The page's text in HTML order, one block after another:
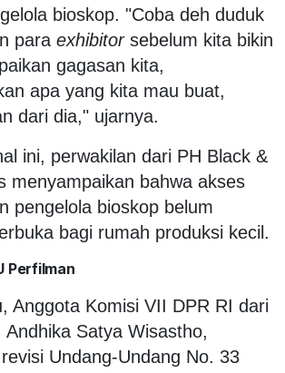
bioskop. "Coba deh duduk
para exhibitorsebelum kita bikin
gagasan kita,
apa yang kita mau buat,
dari dia," ujarnya.
ini, perwakilan dari PH Black &
menyampaikan bahwa akses
pengelola bioskop belum
bagi rumah produksi kecil.
Perfilman
Anggota Komisi VII DPR RI dari
Andhika Satya Wisastho,
Undang-Undang No. 33